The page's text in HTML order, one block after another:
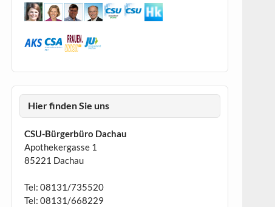
Hier finden Sie uns
CSU-Bürgerbüro Dachau
Apothekergasse 1
85221 Dachau
Tel: 08131/735520
Tel: 08131/668229